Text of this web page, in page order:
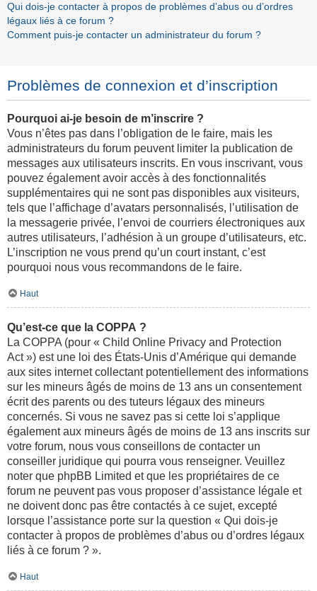
Qui dois-je contacter à propos de problèmes d’abus ou d’ordres
légaux liés à ce forum ?
Comment puis-je contacter un administrateur du forum ?
Problèmes de connexion et d’inscription
Pourquoi ai-je besoin de m’inscrire ?
Vous n’êtes pas dans l’obligation de le faire, mais les
administrateurs du forum peuvent limiter la publication de
messages aux utilisateurs inscrits. En vous inscrivant, vous
pouvez également avoir accès à des fonctionnalités
supplémentaires qui ne sont pas disponibles aux visiteurs,
tels que l’affichage d’avatars personnalisés, l’utilisation de
la messagerie privée, l’envoi de courriers électroniques aux
autres utilisateurs, l’adhésion à un groupe d’utilisateurs, etc.
L’inscription ne vous prend qu’un court instant, c’est
pourquoi nous vous recommandons de le faire.
Haut
Qu’est-ce que la COPPA ?
La COPPA (pour « Child Online Privacy and Protection
Act ») est une loi des États-Unis d’Amérique qui demande
aux sites internet collectant potentiellement des informations
sur les mineurs âgés de moins de 13 ans un consentement
écrit des parents ou des tuteurs légaux des mineurs
concernés. Si vous ne savez pas si cette loi s’applique
également aux mineurs âgés de moins de 13 ans inscrits sur
votre forum, nous vous conseillons de contacter un
conseiller juridique qui pourra vous renseigner. Veuillez
noter que phpBB Limited et que les propriétaires de ce
forum ne peuvent pas vous proposer d’assistance légale et
ne doivent donc pas être contactés à ce sujet, excepté
lorsque l’assistance porte sur la question « Qui dois-je
contacter à propos de problèmes d’abus ou d’ordres légaux
liés à ce forum ? ».
Haut